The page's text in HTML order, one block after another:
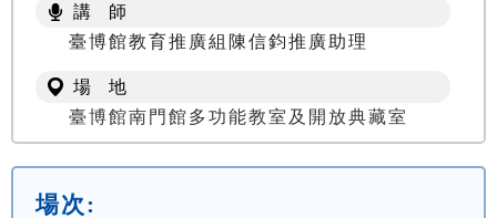
講 師
臺博館教育推廣組陳信鈞推廣助理
場 地
臺博館南門館多功能教室及開放典藏室
場次: